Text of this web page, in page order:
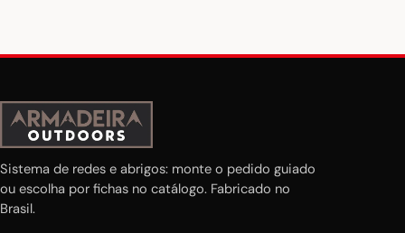
Sistema de redes e abrigos: monte o pedido guiado
ou escolha por fichas no catálogo. Fabricado no
Brasil.